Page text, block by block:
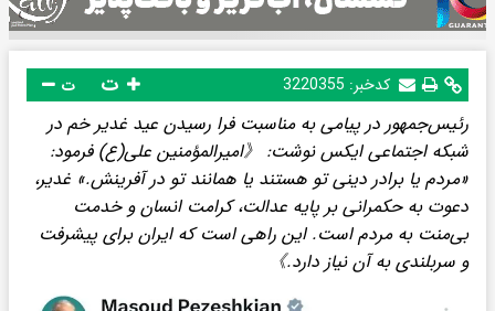
کدخبر: 3220355 ت
رئیس‌جمهور در پیامی به مناسبت فرا رسیدن عید غدیر خم در
شبکه اجتماعی ایکس نوشت: 《امیرالمؤمنین علی(ع) فرمود:
«مردم یا برادر دینی تو هستند یا همانند تو در آفرینش.» غدیر،
دعوت به حکمرانی بر پایه عدالت، کرامت انسان و خدمت
بی‌منت به مردم است. این راهی است که ایران برای پیشرفت
و سربلندی به آن نیاز دارد.》